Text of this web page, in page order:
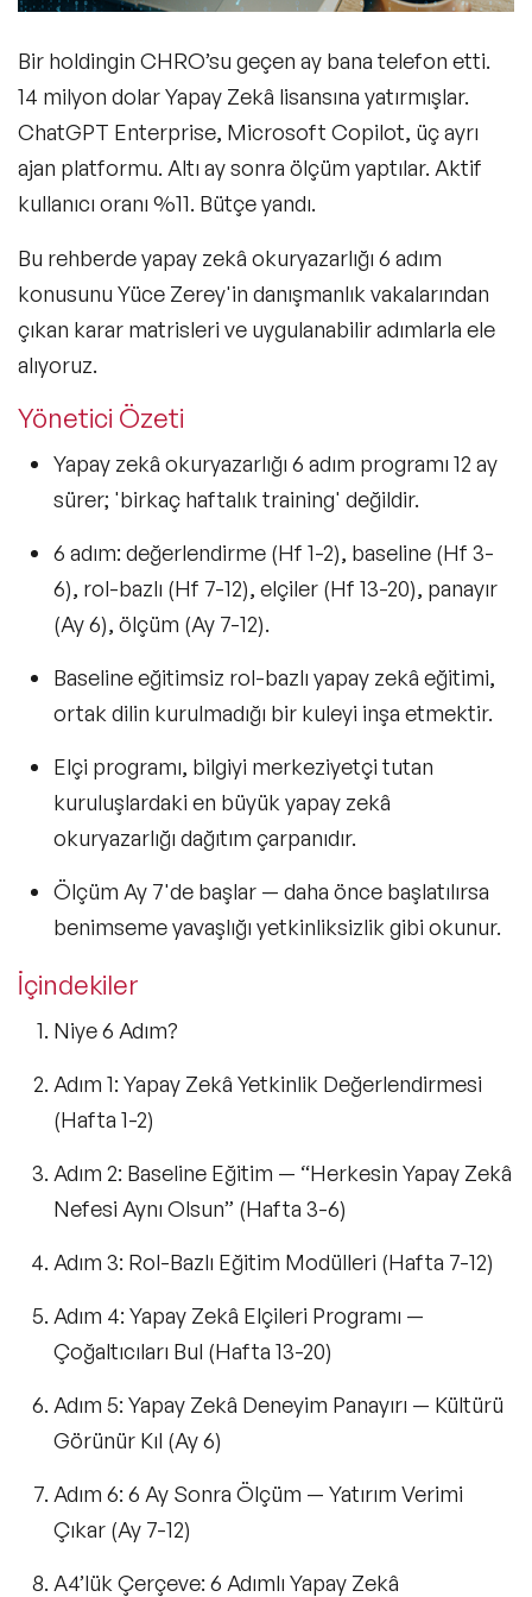
Speaker Agency ile Doğru Eşleştirme
Yazar Hakkında
Sıkça Sorulan Sorular (SSS)
Bir holdingin CHRO’su geçen ay bana telefon etti.
14 milyon dolar Yapay Zekâ lisansına yatırmışlar.
ChatGPT Enterprise, Microsoft Copilot, üç ayrı
ajan platformu. Altı ay sonra ölçüm yaptılar. Aktif
kullanıcı oranı %11. Bütçe yandı.
Bu rehberde yapay zekâ okuryazarlığı 6 adım
konusunu Yüce Zerey'in danışmanlık vakalarından
çıkan karar matrisleri ve uygulanabilir adımlarla ele
alıyoruz.
Yönetici Özeti
Yapay zekâ okuryazarlığı 6 adım programı 12 ay
sürer; 'birkaç haftalık training' değildir.
6 adım: değerlendirme (Hf 1-2), baseline (Hf 3-
6), rol-bazlı (Hf 7-12), elçiler (Hf 13-20), panayır
(Ay 6), ölçüm (Ay 7-12).
Baseline eğitimsiz rol-bazlı yapay zekâ eğitimi,
ortak dilin kurulmadığı bir kuleyi inşa etmektir.
Elçi programı, bilgiyi merkeziyetçi tutan
kuruluşlardaki en büyük yapay zekâ
okuryazarlığı dağıtım çarpanıdır.
Ölçüm Ay 7'de başlar — daha önce başlatılırsa
benimseme yavaşlığı yetkinliksizlik gibi okunur.
İçindekiler
Niye 6 Adım?
Adım 1: Yapay Zekâ Yetkinlik Değerlendirmesi
(Hafta 1-2)
Adım 2: Baseline Eğitim — “Herkesin Yapay Zekâ
Nefesi Aynı Olsun” (Hafta 3-6)
Adım 3: Rol-Bazlı Eğitim Modülleri (Hafta 7-12)
Adım 4: Yapay Zekâ Elçileri Programı —
Çoğaltıcıları Bul (Hafta 13-20)
Adım 5: Yapay Zekâ Deneyim Panayırı — Kültürü
Görünür Kıl (Ay 6)
Adım 6: 6 Ay Sonra Ölçüm — Yatırım Verimi
Çıkar (Ay 7-12)
A4’lük Çerçeve: 6 Adımlı Yapay Zekâ